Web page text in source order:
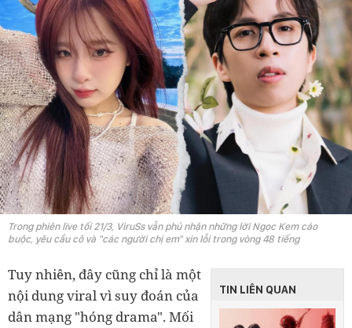
Trong phiên live tối 21/3, ViruSs vẫn phủ nhận những lời Ngọc Kem cáo
buộc, yêu cầu cô và "các người chị em" xin lỗi trong vòng 48 tiếng
TIN LIÊN QUAN
Tuy nhiên, đây cũng chỉ là một
nội dung viral vì suy đoán của
dân mạng "hóng drama". Mối